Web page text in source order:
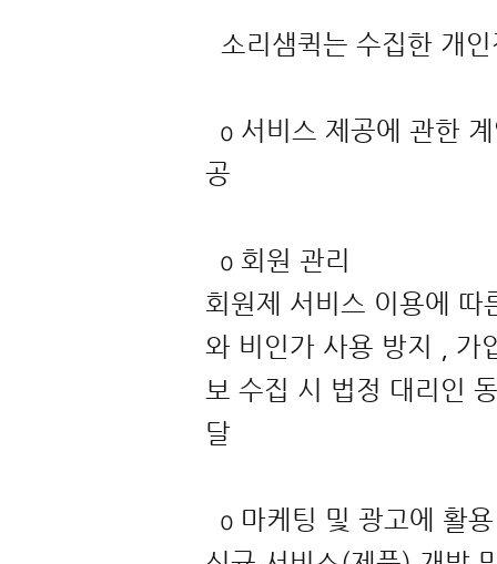
소리샘퀵는 수집한 개
ο 서비스 제공에 관한
공
ο 회원 관리
회원제 서비스 이용에
와 비인가 사용 방지 , 가
보 수집 시 법정 대리인
달
ο 마케팅 및 광고에 활용